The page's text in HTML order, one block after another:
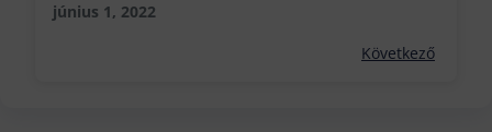
június 1, 2022
Következő